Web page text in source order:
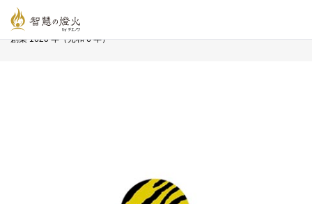
智慧の燈火オンライン
創業 1620 年（元和 6 年）